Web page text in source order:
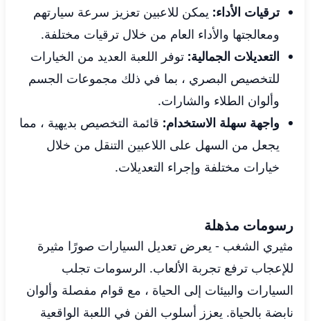
ترقيات الأداء: يمكن للاعبين تعزيز سرعة سيارتهم
ومعالجتها والأداء العام من خلال ترقيات مختلفة.
التعديلات الجمالية: توفر اللعبة العديد من الخيارات
للتخصيص البصري ، بما في ذلك مجموعات الجسم
وألوان الطلاء والشارات.
واجهة سهلة الاستخدام: قائمة التخصيص بديهية ، مما
يجعل من السهل على اللاعبين التنقل من خلال
خيارات مختلفة وإجراء التعديلات.
رسومات مذهلة
مثيري الشغب - يعرض تعديل السيارات صورًا مثيرة
للإعجاب ترفع تجربة الألعاب. الرسومات تجلب
السيارات والبيئات إلى الحياة ، مع قوام مفصلة وألوان
نابضة بالحياة. يعزز أسلوب الفن في اللعبة الواقعية